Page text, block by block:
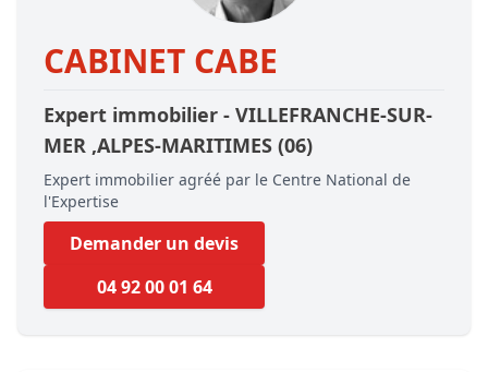
CABINET CABE
Expert immobilier - VILLEFRANCHE-SUR-
MER ,ALPES-MARITIMES (06)
Expert immobilier agréé par le Centre National de
l'Expertise
Demander un devis
04 92 00 01 64